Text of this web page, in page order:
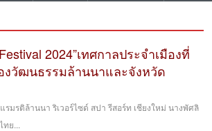
2024”เทศกาลประจำเมืองที่
วัฒนธรรมล้านนาและจังหวัด
มรติล้านนา ริเวอร์ไซด์ สปา รีสอร์ท เชียงใหม่ นางพัศลิ
ทย...